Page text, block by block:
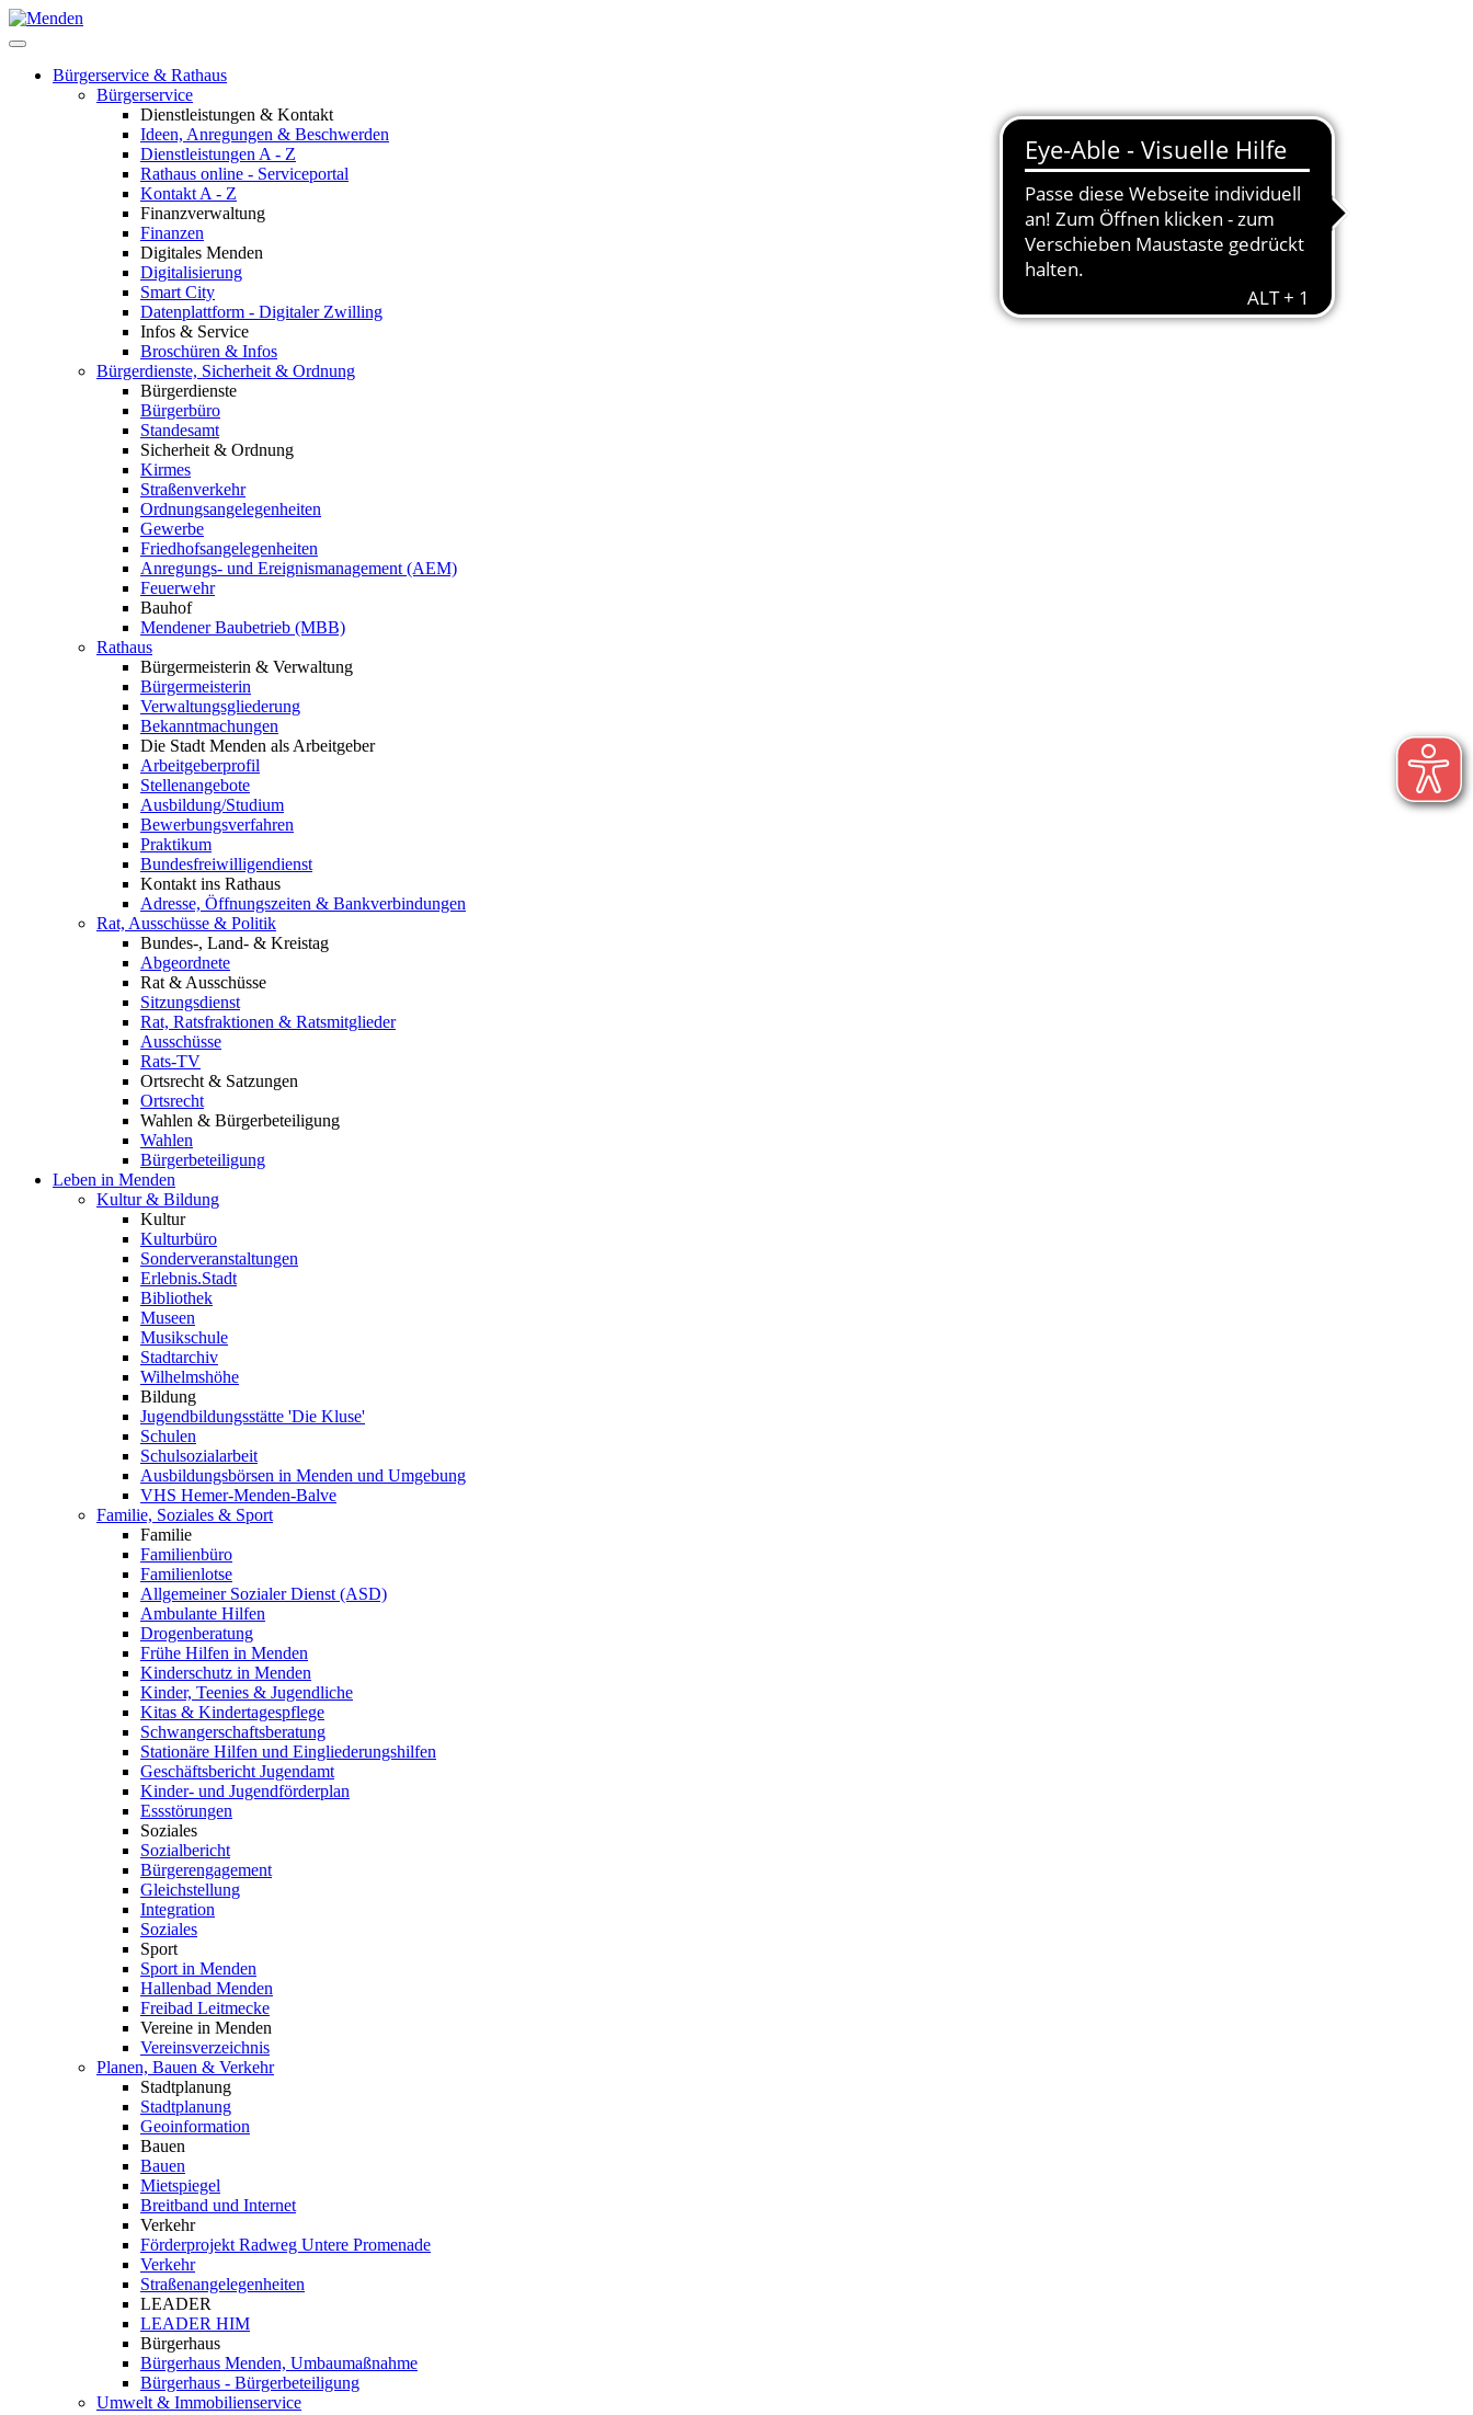
Bürgerservice & Rathaus
Bürgerservice
Dienstleistungen & Kontakt
Ideen, Anregungen & Beschwerden
Dienstleistungen A - Z
Rathaus online - Serviceportal
Kontakt A - Z
Finanzverwaltung
Finanzen
Digitales Menden
Digitalisierung
Smart City
Datenplattform - Digitaler Zwilling
Infos & Service
Broschüren & Infos
Bürgerdienste, Sicherheit & Ordnung
Bürgerdienste
Bürgerbüro
Standesamt
Sicherheit & Ordnung
Kirmes
Straßenverkehr
Ordnungsangelegenheiten
Gewerbe
Friedhofsangelegenheiten
Anregungs- und Ereignismanagement (AEM)
Feuerwehr
Bauhof
Mendener Baubetrieb (MBB)
Rathaus
Bürgermeisterin & Verwaltung
Bürgermeisterin
Verwaltungsgliederung
Bekanntmachungen
Die Stadt Menden als Arbeitgeber
Arbeitgeberprofil
Stellenangebote
Ausbildung/Studium
Bewerbungsverfahren
Praktikum
Bundesfreiwilligendienst
Kontakt ins Rathaus
Adresse, Öffnungszeiten & Bankverbindungen
Rat, Ausschüsse & Politik
Bundes-, Land- & Kreistag
Abgeordnete
Rat & Ausschüsse
Sitzungsdienst
Rat, Ratsfraktionen & Ratsmitglieder
Ausschüsse
Rats-TV
Ortsrecht & Satzungen
Ortsrecht
Wahlen & Bürgerbeteiligung
Wahlen
Bürgerbeteiligung
Leben in Menden
Kultur & Bildung
Kultur
Kulturbüro
Sonderveranstaltungen
Erlebnis.Stadt
Bibliothek
Museen
Musikschule
Stadtarchiv
Wilhelmshöhe
Bildung
Jugendbildungsstätte 'Die Kluse'
Schulen
Schulsozialarbeit
Ausbildungsbörsen in Menden und Umgebung
VHS Hemer-Menden-Balve
Familie, Soziales & Sport
Familie
Familienbüro
Familienlotse
Allgemeiner Sozialer Dienst (ASD)
Ambulante Hilfen
Drogenberatung
Frühe Hilfen in Menden
Kinderschutz in Menden
Kinder, Teenies & Jugendliche
Kitas & Kindertagespflege
Schwangerschaftsberatung
Stationäre Hilfen und Eingliederungshilfen
Geschäftsbericht Jugendamt
Kinder- und Jugendförderplan
Essstörungen
Soziales
Sozialbericht
Bürgerengagement
Gleichstellung
Integration
Soziales
Sport
Sport in Menden
Hallenbad Menden
Freibad Leitmecke
Vereine in Menden
Vereinsverzeichnis
Planen, Bauen & Verkehr
Stadtplanung
Stadtplanung
Geoinformation
Bauen
Bauen
Mietspiegel
Breitband und Internet
Verkehr
Förderprojekt Radweg Untere Promenade
Verkehr
Straßenangelegenheiten
LEADER
LEADER HIM
Bürgerhaus
Bürgerhaus Menden, Umbaumaßnahme
Bürgerhaus - Bürgerbeteiligung
Umwelt & Immobilienservice